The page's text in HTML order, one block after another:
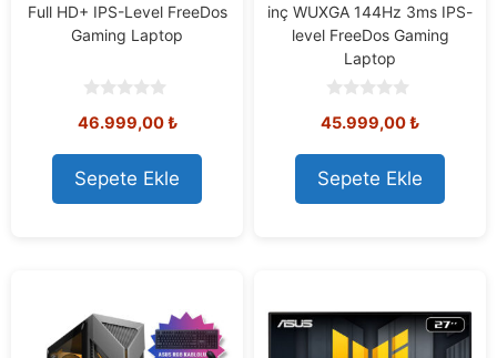
Full HD+ IPS-Level FreeDos
Gaming Laptop
o
t
o
f
5
46.999,00₺
Sepete Ekle
inç WUXGA 144Hz 3ms IPS-
level FreeDos Gaming
Laptop
o
t
o
f
5
45.999,00₺
Sepete Ekle